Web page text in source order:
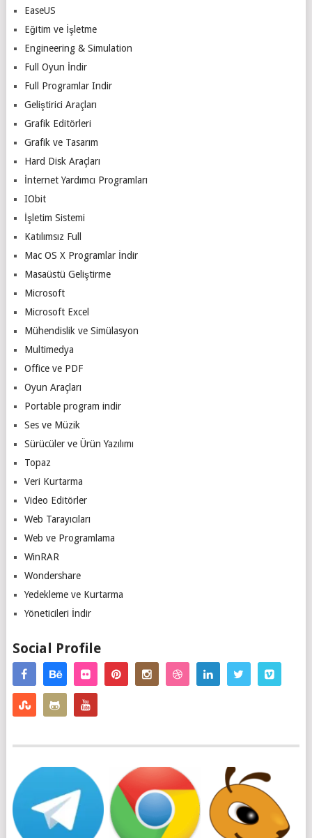
EaseUS
Eğitim ve İşletme
Engineering & Simulation
Full Oyun İndir
Full Programlar Indir
Geliştirici Araçları
Grafik Editörleri
Grafik ve Tasarım
Hard Disk Araçları
İnternet Yardımcı Programları
IObit
İşletim Sistemi
Katılımsız Full
Mac OS X Programlar İndir
Masaüstü Geliştirme
Microsoft
Microsoft Excel
Mühendislik ve Simülasyon
Multimedya
Office ve PDF
Oyun Araçları
Portable program indir
Ses ve Müzik
Sürücüler ve Ürün Yazılımı
Topaz
Veri Kurtarma
Video Editörler
Web Tarayıcıları
Web ve Programlama
WinRAR
Wondershare
Yedekleme ve Kurtarma
Yöneticileri İndir
Social Profile